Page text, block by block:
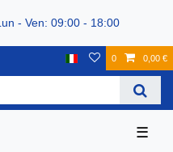
- Ven: 09:00 - 18:00
0 0,00 €
☰